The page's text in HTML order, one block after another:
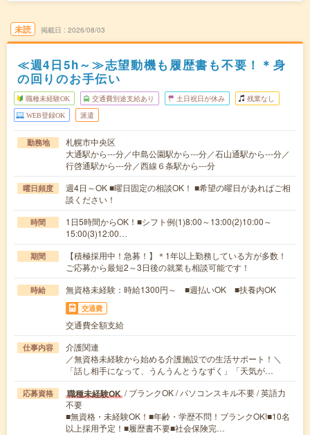
未読 掲載日 2026/08/03
≪週4日5h～≫志望動機も履歴書も不要！＊身
の回りのお手伝い
職種未経験OK 交通費別途支給あり 土日祝日が休み 残業なし
WEB登録OK 派遣
勤務地
札幌市中央区
大通駅から---分／中島公園駅から---分／石山通駅から---分／
行啓通駅から---分／西線６条駅から---分
曜日頻度
週4日～OK ■曜日固定の相談OK！ ■希望の曜日があればご相
談ください！
時間
1日5時間からOK！■シフト例(1)8:00～13:00(2)10:00～
15:00(3)12:00…
期間
【積極採用中！急募！】＊1年以上勤務している方が多数！
ご応募から最短2～3日後の就業も相談可能です！
時給 無資格未経験：時給1300円～ ■週払いOK ■扶養内OK
交通費
交通費全額支給
仕事内容
介護関連
／無資格未経験から始める介護施設での生活サポート！＼
「話し相手になって、うんうんとうなずく」「天気が…
応募資格 職種未経験OK / ブランクOK / パソコンスキル不要 / 英語力
不要
■無資格・未経験OK！■年齢・学歴不問！ブランクOK!■10名
以上採用予定！■履歴書不要■社会保険完…